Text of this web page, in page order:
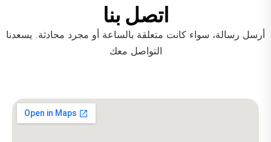
اتصل بنا
أرسل رسالة، سواء كانت متعلقة بالساعة أو مجرد محادثة. يسعدنا
التواصل معك